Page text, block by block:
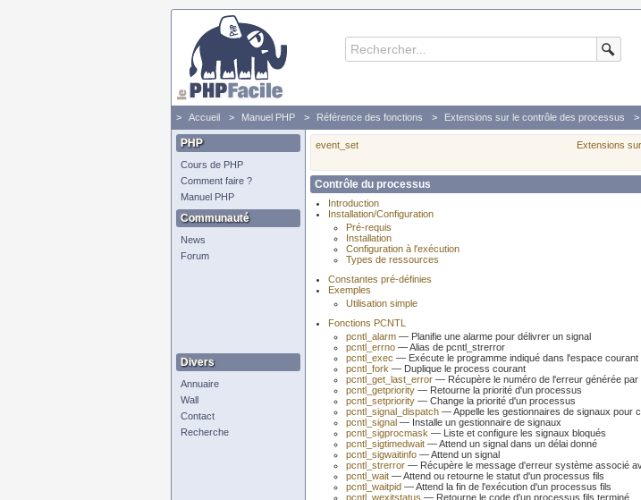
Accueil Manuel PHP Référence des fonctions Extensions sur le contrôle des processus
PHP
Cours de PHP
Comment faire ?
Manuel PHP
Communauté
News
Forum
Divers
Annuaire
Wall
Contact
Recherche
event_set Extensions
Contrôle du processus
Introduction
Installation/Configuration
Pré-requis
Installation
Configuration à l'exécution
Types de ressources
Constantes pré-définies
Exemples
Utilisation simple
Fonctions PCNTL
pcntl_alarm — Planifie une alarme pour délivrer un signal
pcntl_errno — Alias de pcntl_strerror
pcntl_exec — Exécute le programme indiqué dans l'espace courant
pcntl_fork — Duplique le process courant
pcntl_get_last_error — Récupère le numéro de l'erreur générée par
pcntl_getpriority — Retourne la priorité d'un processus
pcntl_setpriority — Change la priorité d'un processus
pcntl_signal_dispatch — Appelle les gestionnaires de signaux pour
pcntl_signal — Installe un gestionnaire de signaux
pcntl_sigprocmask — Liste et configure les signaux bloqués
pcntl_sigtimedwait — Attend un signal dans un délai donné
pcntl_sigwaitinfo — Attend un signal
pcntl_strerror — Récupère le message d'erreur système associé
pcntl_wait — Attend ou retourne le statut d'un processus fils
pcntl_waitpid — Attend la fin de l'exécution d'un processus fils
pcntl_wexitstatus — Retourne le code d'un processus fils terminé